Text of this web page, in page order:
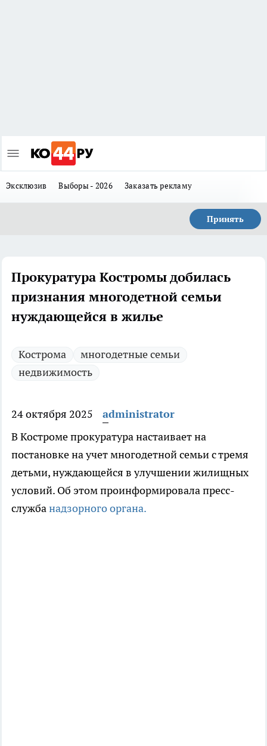
Эксклюзив Выборы - 2026 Заказать рекламу
Принять
Прокуратура Костромы добилась
признания многодетной семьи
нуждающейся в жилье
Кострома
многодетные семьи
недвижимость
24 октября 2025
administrator
В Костроме прокуратура настаивает на
постановке на учет многодетной семьи с тремя
детьми, нуждающейся в улучшении жилищных
условий. Об этом проинформировала пресс-
службанадзорного органа.